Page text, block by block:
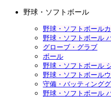
野球・ソフトボール
野球・ソフトボール
野球・ソフトボール
グローブ・グラブ
ボール
野球・ソフトボール
野球・ソフトボール
守備・バッティング
野球・ソフトボール